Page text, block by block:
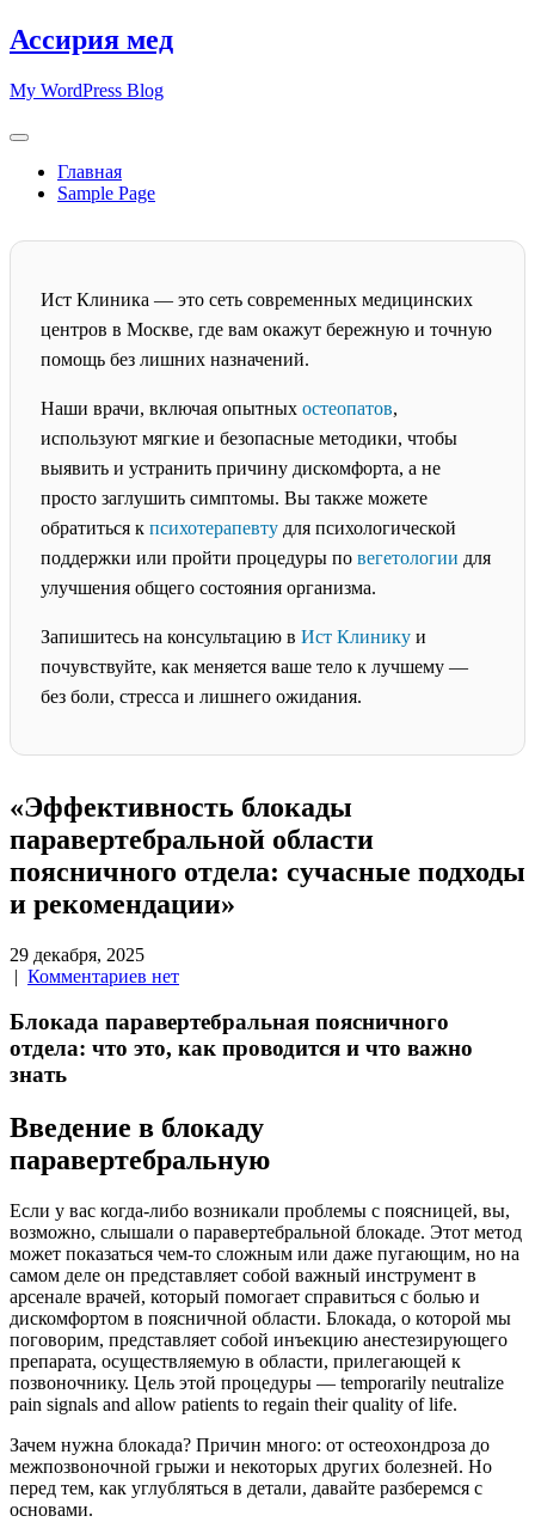
Skip
to
Ассирия мед
My WordPress Blog
Главная
Sample Page
Ист Клиника — это сеть современных медицинских
центров в Москве, где вам окажут бережную и точную
помощь без лишних назначений.
Наши врачи, включая опытных остеопатов,
используют мягкие и безопасные методики, чтобы
выявить и устранить причину дискомфорта, а не
просто заглушить симптомы. Вы также можете
обратиться к психотерапевту для психологической
поддержки или пройти процедуры по вегетологии для
улучшения общего состояния организма.
Запишитесь на консультацию в Ист Клинику и
почувствуйте, как меняется ваше тело к лучшему —
без боли, стресса и лишнего ожидания.
«Эффективность блокады
паравертебральной области
поясничного отдела: сучасные подходы
и рекомендации»
29 декабря, 2025
| Комментариев нет
Блокада паравертебральная поясничного
отдела: что это, как проводится и что важно
знать
Введение в блокаду
паравертебральную
Если у вас когда-либо возникали проблемы с поясницей, вы,
возможно, слышали о паравертебральной блокаде. Этот метод
может показаться чем-то сложным или даже пугающим, но на
самом деле он представляет собой важный инструмент в
арсенале врачей, который помогает справиться с болью и
дискомфортом в поясничной области. Блокада, о которой мы
поговорим, представляет собой инъекцию анестезирующего
препарата, осуществляемую в области, прилегающей к
позвоночнику. Цель этой процедуры — temporarily neutralize
pain signals and allow patients to regain their quality of life.
Зачем нужна блокада? Причин много: от остеохондроза до
межпозвоночной грыжи и некоторых других болезней. Но
перед тем, как углубляться в детали, давайте разберемся с
основами.